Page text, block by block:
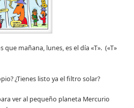
que mañana, lunes, es el día «T». («T»
¿Tienes listo ya el filtro solar?
ver al pequeño planeta Mercurio